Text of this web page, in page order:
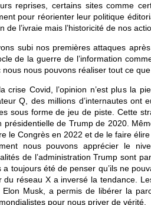
reprises, certains sites comme
pour réorienter leur politique
de l’ivraie mais l’historicité de nos
subi nos premières attaques
de la guerre de l’information
nous nous pouvons réaliser tout ce
crise Covid, l’opinion n’est plus la
Q, des millions d’internautes
sous forme de jeu de piste. Cette
présidentielle de Trump de 2020.
le Congrès en 2022 et de le faire
nous pouvons apprécier le
de l’administration Trump sont
a toujours été de penser qu’ils ne
du réseau X a inversé la tendance.
Elon Musk, a permis de libérer la
pour nous priver de vérité.